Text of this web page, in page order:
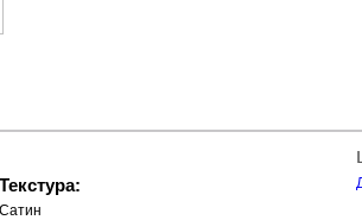
Текстура:
Сатин